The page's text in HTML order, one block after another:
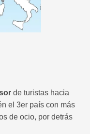
de turistas hacia
el 3er país con más
de ocio, por detrás